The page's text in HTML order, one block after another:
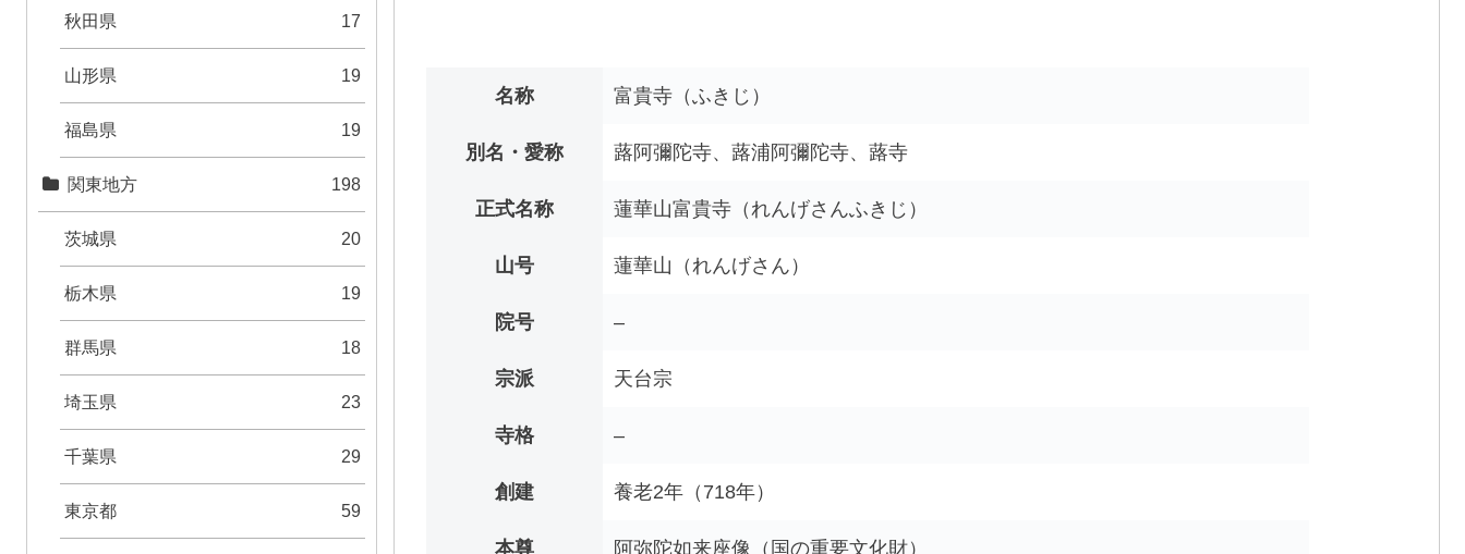
名称 富貴寺（ふきじ）
別名・愛称 蕗阿彌陀寺、蕗浦阿彌陀寺、蕗寺
正式名称 蓮華山富貴寺（れんげさんふきじ）
山号 蓮華山（れんげさん）
院号 –
宗派 天台宗
寺格 –
創建 養老2年（718年）
本尊 阿弥陀如来座像（国の重要文化財）
秋田県 17
山形県 19
福島県 19
関東地方 198
茨城県 20
栃木県 19
群馬県 18
埼玉県 23
千葉県 29
東京都 59